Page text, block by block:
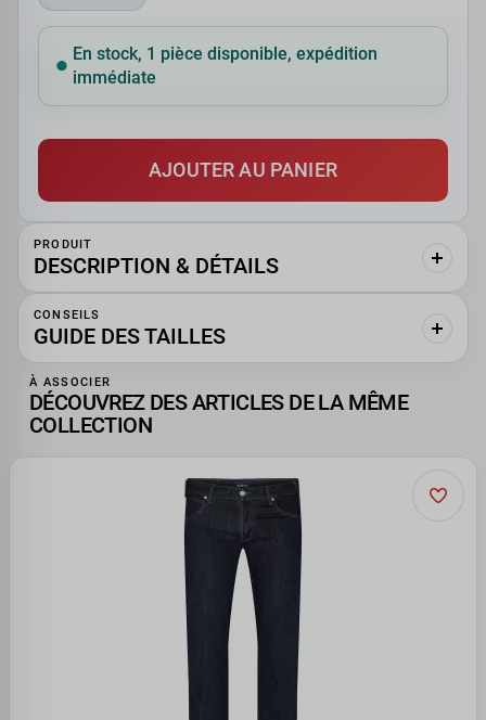
En stock, 1 pièce disponible, expédition
immédiate
AJOUTER AU PANIER
PRODUIT
DESCRIPTION & DÉTAILS
CONSEILS
GUIDE DES TAILLES
À ASSOCIER
DÉCOUVREZ DES ARTICLES DE LA MÊME
COLLECTION